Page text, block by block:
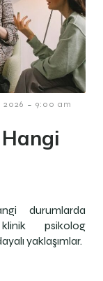
2026 - 9:00 am
durumlarda
psikolog
yaklaşımlar.